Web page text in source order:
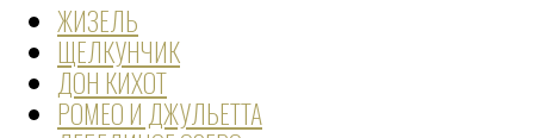
ЖИЗЕЛЬ
ЩЕЛКУНЧИК
ДОН КИХОТ
РОМЕО И ДЖУЛЬЕТТА